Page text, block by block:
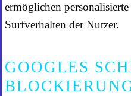
ermöglichen
Surfverhalten der Nutzer.
GOOGLES